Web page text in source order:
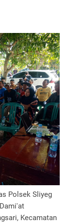
Polsek Sliyeg
Kecamatan